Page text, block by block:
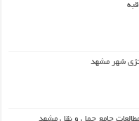
شهر مشهد
جامع حمل و نقل مشهد